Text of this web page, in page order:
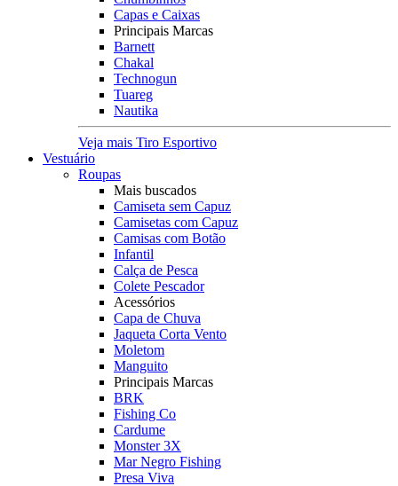
Capas e Caixas
Principais Marcas
Barnett
Chakal
Technogun
Tuareg
Nautika
Veja mais Tiro Esportivo
Vestuário
Roupas
Mais buscados
Camiseta sem Capuz
Camisetas com Capuz
Camisas com Botão
Infantil
Calça de Pesca
Colete Pescador
Acessórios
Capa de Chuva
Jaqueta Corta Vento
Moletom
Manguito
Principais Marcas
BRK
Fishing Co
Cardume
Monster 3X
Mar Negro Fishing
Presa Viva